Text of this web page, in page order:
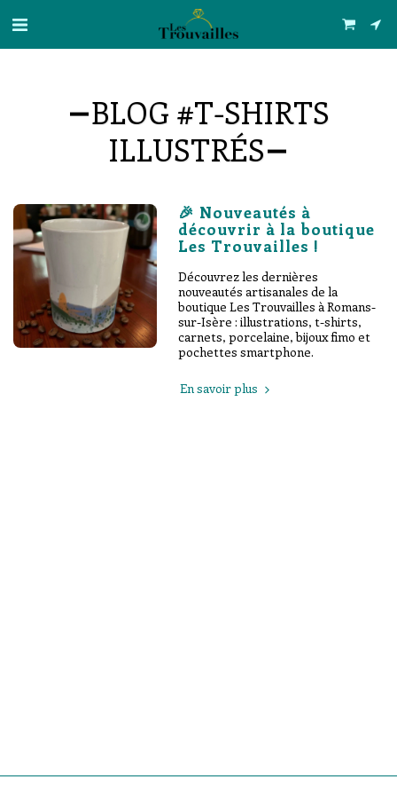
BLOG #T-SHIRTS
ILLUSTRÉS
🎉 Nouveautés à
découvrir à la boutique
Les Trouvailles !
Découvrez les dernières
nouveautés artisanales de la
boutique Les Trouvailles à Romans-
sur-Isère : illustrations, t-shirts,
carnets, porcelaine, bijoux fimo et
pochettes smartphone.
En savoir plus